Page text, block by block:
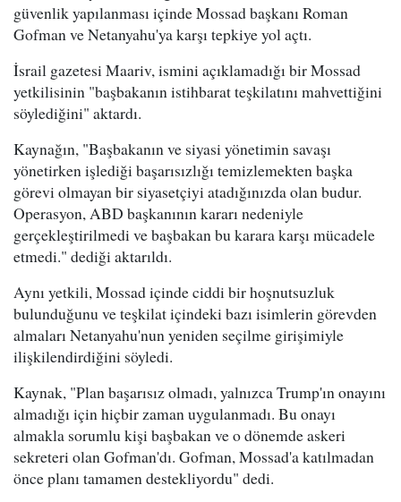
güvenlik yapılanması içinde Mossad başkanı Roman
Gofman ve Netanyahu'ya karşı tepkiye yol açtı.
İsrail gazetesi Maariv, ismini açıklamadığı bir Mossad
yetkilisinin "başbakanın istihbarat teşkilatını mahvettiğini
söylediğini" aktardı.
Kaynağın, "Başbakanın ve siyasi yönetimin savaşı
yönetirken işlediği başarısızlığı temizlemekten başka
görevi olmayan bir siyasetçiyi atadığınızda olan budur.
Operasyon, ABD başkanının kararı nedeniyle
gerçekleştirilmedi ve başbakan bu karara karşı mücadele
etmedi." dediği aktarıldı.
Aynı yetkili, Mossad içinde ciddi bir hoşnutsuzluk
bulunduğunu ve teşkilat içindeki bazı isimlerin görevden
almaları Netanyahu'nun yeniden seçilme girişimiyle
ilişkilendirdiğini söyledi.
Kaynak, "Plan başarısız olmadı, yalnızca Trump'ın onayını
almadığı için hiçbir zaman uygulanmadı. Bu onayı
almakla sorumlu kişi başbakan ve o dönemde askeri
sekreteri olan Gofman'dı. Gofman, Mossad'a katılmadan
önce planı tamamen destekliyordu" dedi.